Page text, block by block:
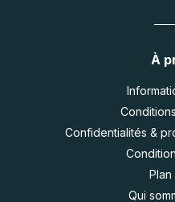
À
Confidentialités &
Plan
Qui